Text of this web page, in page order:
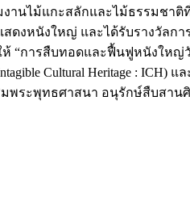
านไม้แกะสลักและไม้ธรรมชาติ
งหนังใหญ่ และได้รับรางวัลกา
“การสืบทอดและฟื้นฟูหนังใหญ่
Cultural Heritage : ICH)
ริมพระพุทธศาสนา อนุรักษ์สืบสา